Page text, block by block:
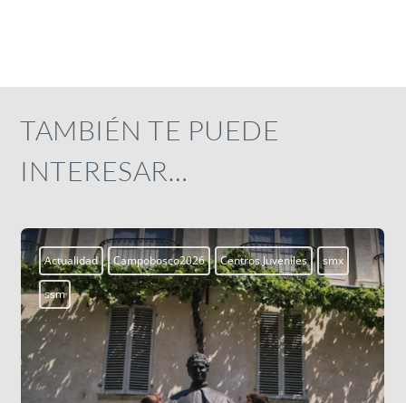
TAMBIÉN TE PUEDE
INTERESAR…
Actualidad Campobosco2026 Centros Juveniles smx
ssm